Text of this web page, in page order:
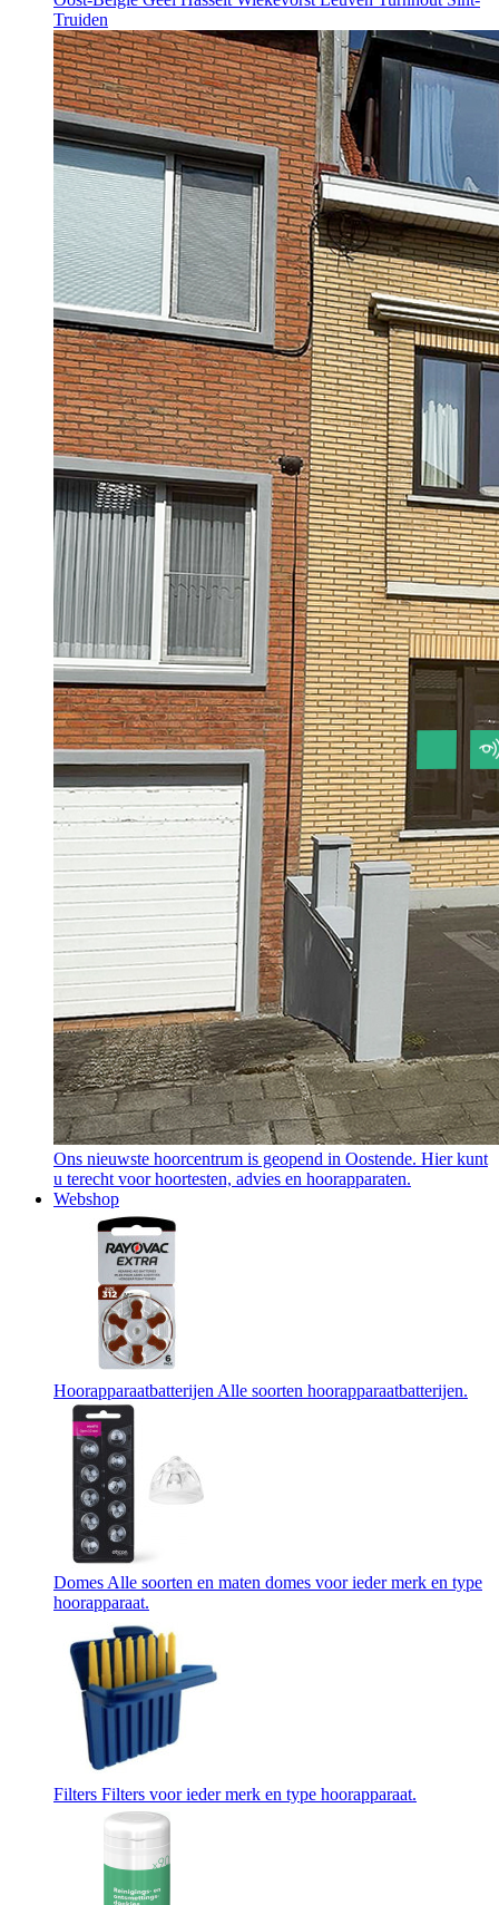
Truiden
Ons nieuwste hoorcentrum is geopend in Oostende. Hier kunt
u terecht voor hoortesten, advies en hoorapparaten.
Webshop
Hoorapparaatbatterijen Alle soorten hoorapparaatbatterijen.
Domes Alle soorten en maten domes voor ieder merk en type
hoorapparaat.
Filters Filters voor ieder merk en type hoorapparaat.